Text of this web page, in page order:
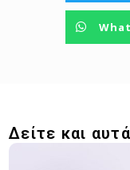
Δείτε και αυτά